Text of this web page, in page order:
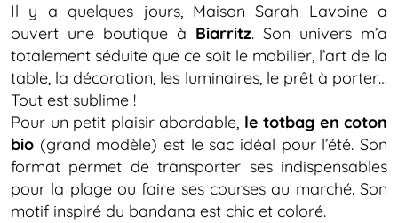
Il y a quelques jours, Maison Sarah Lavoine a
ouvert une boutique à Biarritz. Son univers m’a
totalement séduite que ce soit le mobilier, l’art de la
table, la décoration, les luminaires, le prêt à porter…
Tout est sublime !
Pour un petit plaisir abordable, le totbag en coton
bio (grand modèle) est le sac idéal pour l’été. Son
format permet de transporter ses indispensables
pour la plage ou faire ses courses au marché. Son
motif inspiré du bandana est chic et coloré.